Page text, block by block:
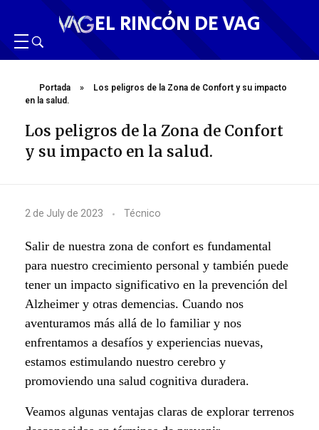
EL RINCÓN DE VAG
Portada »
Los peligros de la Zona de Confort y su impacto
en la salud.
Los peligros de la Zona de Confort
y su impacto en la salud.
L
o
s
p
e
l
i
g
2 de July de 2023 Técnico
Salir de nuestra zona de confort es fundamental
para nuestro crecimiento personal y también puede
tener un impacto significativo en la prevención del
Alzheimer y otras demencias. Cuando nos
aventuramos más allá de lo familiar y nos
enfrentamos a desafíos y experiencias nuevas,
estamos estimulando nuestro cerebro y
promoviendo una salud cognitiva duradera.
Veamos algunas ventajas claras de explorar terrenos